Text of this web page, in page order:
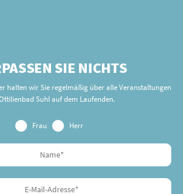
SIE NICHTS
halten wir Sie regelmäßig über alle Veranstaltungen
Suhl auf dem Laufenden.
Frau Herr